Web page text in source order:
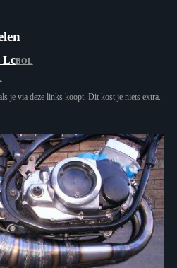
LcBOL
je via deze links koopt. Dit kost je niets extra.